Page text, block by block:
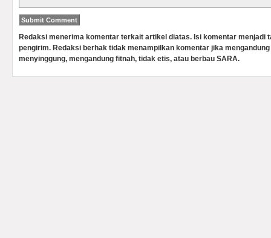
Redaksi menerima komentar terkait artikel diatas. Isi komentar menjadi
pengirim. Redaksi berhak tidak menampilkan komentar jika
menyinggung, mengandung fitnah, tidak etis, atau berbau SARA.